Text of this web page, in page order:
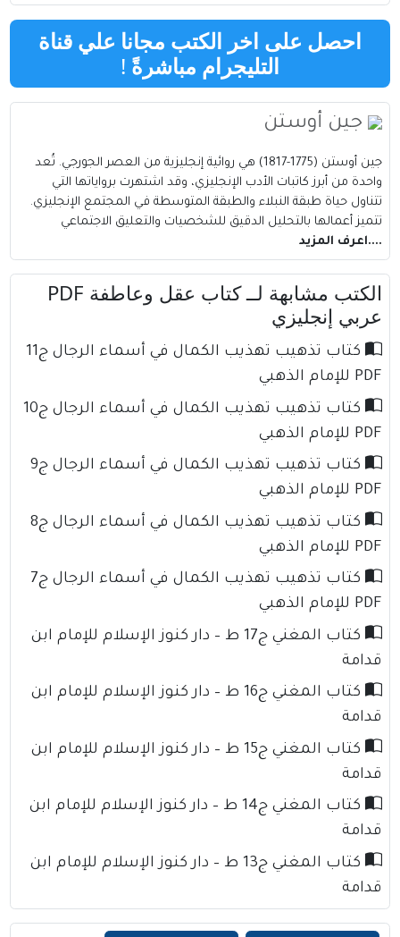
احصل على اخر الكتب مجانا علي قناة
التليجرام مباشرةً !
جين أوستن
جين أوستن (1775-1817) هي روائية إنجليزية من العصر الجورجي. تُعد
واحدة من أبرز كاتبات الأدب الإنجليزي، وقد اشتهرت برواياتها التي
تتناول حياة طبقة النبلاء والطبقة المتوسطة في المجتمع الإنجليزي.
تتميز أعمالها بالتحليل الدقيق للشخصيات والتعليق الاجتماعي
....اعرف المزيد
الكتب مشابهة لــ كتاب عقل وعاطفة PDF
عربي إنجليزي
كتاب تذهيب تهذيب الكمال في أسماء الرجال ج11
PDF للإمام الذهبي
كتاب تذهيب تهذيب الكمال في أسماء الرجال ج10
PDF للإمام الذهبي
كتاب تذهيب تهذيب الكمال في أسماء الرجال ج9
PDF للإمام الذهبي
كتاب تذهيب تهذيب الكمال في أسماء الرجال ج8
PDF للإمام الذهبي
كتاب تذهيب تهذيب الكمال في أسماء الرجال ج7
PDF للإمام الذهبي
كتاب المغني ج17 ط – دار كنوز الإسلام للإمام ابن
قدامة
كتاب المغني ج16 ط – دار كنوز الإسلام للإمام ابن
قدامة
كتاب المغني ج15 ط – دار كنوز الإسلام للإمام ابن
قدامة
كتاب المغني ج14 ط – دار كنوز الإسلام للإمام ابن
قدامة
كتاب المغني ج13 ط – دار كنوز الإسلام للإمام ابن
قدامة